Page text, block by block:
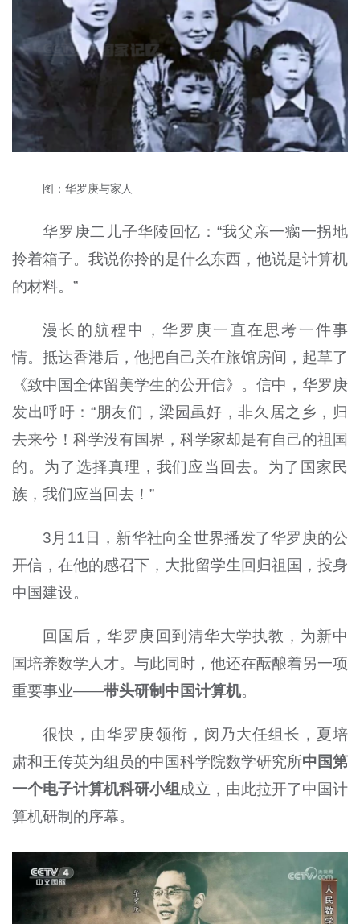
图：华罗庚与家人
华罗庚二儿子华陵回忆：“我父亲一瘸一拐地
拎着箱子。我说你拎的是什么东西，他说是计算机
的材料。”
漫长的航程中，华罗庚一直在思考一件事
情。抵达香港后，他把自己关在旅馆房间，起草了
《致中国全体留美学生的公开信》。信中，华罗庚
发出呼吁：“朋友们，梁园虽好，非久居之乡，归
去来兮！科学没有国界，科学家却是有自己的祖国
的。为了选择真理，我们应当回去。为了国家民
族，我们应当回去！”
3月11日，新华社向全世界播发了华罗庚的公
开信，在他的感召下，大批留学生回归祖国，投身
中国建设。
回国后，华罗庚回到清华大学执教，为新中
国培养数学人才。与此同时，他还在酝酿着另一项
重要事业——带头研制中国计算机。
很快，由华罗庚领衔，闵乃大任组长，夏培
肃和王传英为组员的中国科学院数学研究所中国第
一个电子计算机科研小组成立，由此拉开了中国计
算机研制的序幕。